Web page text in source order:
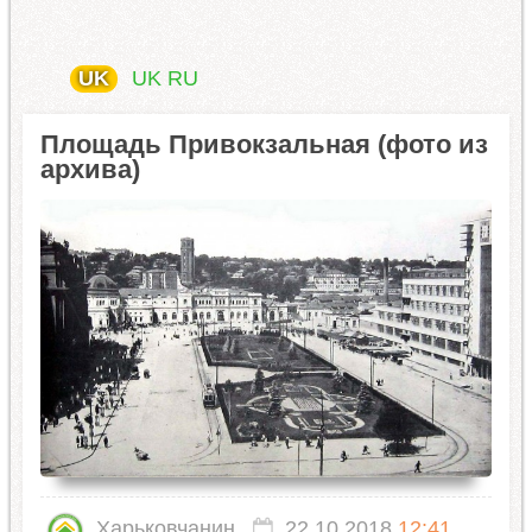
UK UK RU
Площадь Привокзальная (фото из
архива)